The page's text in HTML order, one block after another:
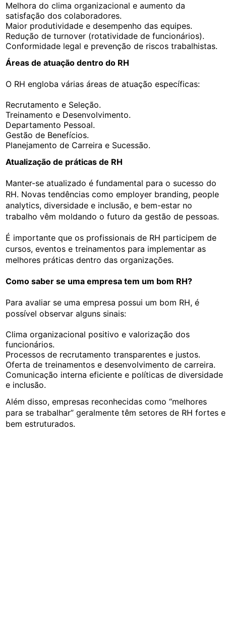
Melhora do clima organizacional e aumento da
satisfação dos colaboradores.
Maior produtividade e desempenho das equipes.
Redução de turnover (rotatividade de funcionários).
Conformidade legal e prevenção de riscos trabalhistas.
Áreas de atuação dentro do RH
O RH engloba várias áreas de atuação específicas:
Recrutamento e Seleção.
Treinamento e Desenvolvimento.
Departamento Pessoal.
Gestão de Benefícios.
Planejamento de Carreira e Sucessão.
Atualização de práticas de RH
Manter-se atualizado é fundamental para o sucesso do
RH. Novas tendências como employer branding, people
analytics, diversidade e inclusão, e bem-estar no
trabalho vêm moldando o futuro da gestão de pessoas.
É importante que os profissionais de RH participem de
cursos, eventos e treinamentos para implementar as
melhores práticas dentro das organizações.
Como saber se uma empresa tem um bom RH?
Para avaliar se uma empresa possui um bom RH, é
possível observar alguns sinais:
Clima organizacional positivo e valorização dos
funcionários.
Processos de recrutamento transparentes e justos.
Oferta de treinamentos e desenvolvimento de carreira.
Comunicação interna eficiente e políticas de diversidade
e inclusão.
Além disso, empresas reconhecidas como “melhores
para se trabalhar” geralmente têm setores de RH fortes e
bem estruturados.